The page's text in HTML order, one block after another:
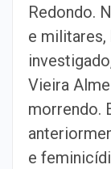
Redondo.
e
Vieira
morrendo.
e